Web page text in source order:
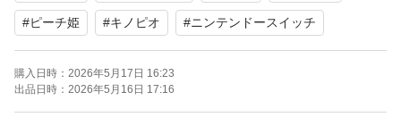
は良好です。
写真にて状態をご確認の上ご購入ください。
#ピーチ姫 #キノピオ #ニンテンドースイッチ
購入日時： 2026年5月17日 16:23
出品日時： 2026年5月16日 17:16